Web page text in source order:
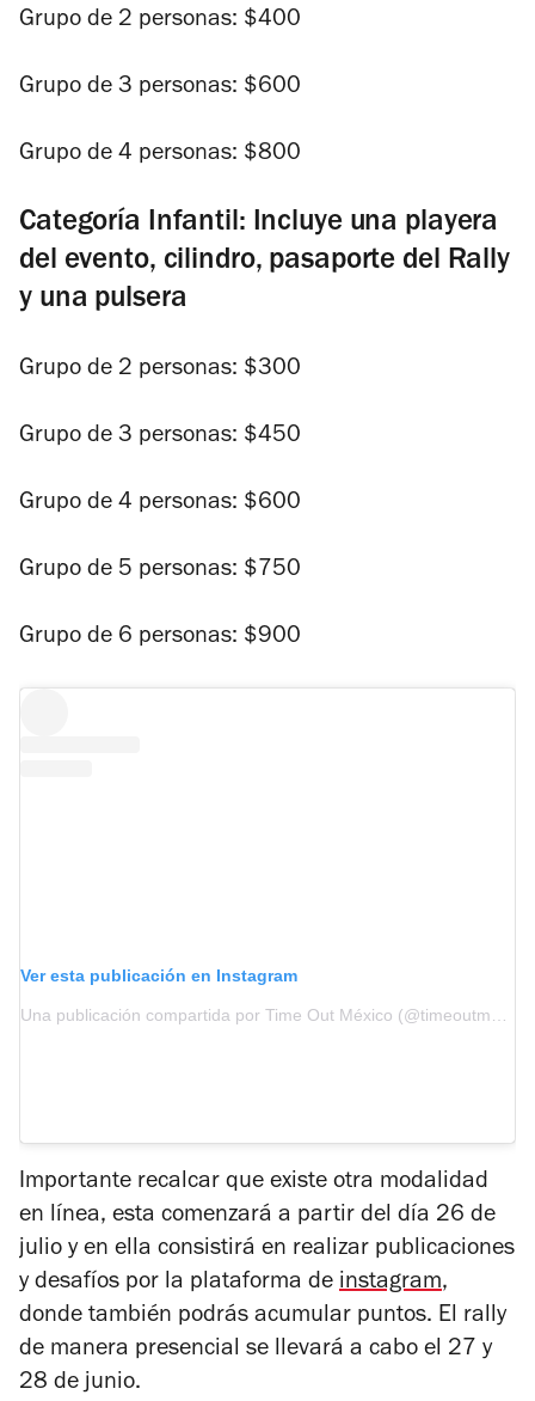
Grupo de 2 personas: $400
Grupo de 3 personas: $600
Grupo de 4 personas: $800
Categoría Infantil: Incluye una playera
del evento, cilindro, pasaporte del Rally
y una pulsera
Grupo de 2 personas: $300
Grupo de 3 personas: $450
Grupo de 4 personas: $600
Grupo de 5 personas: $750
Grupo de 6 personas: $900
Ver esta publicación en Instagram
Importante recalcar que existe otra modalidad
en línea, esta comenzará a partir del día 26 de
julio y en ella consistirá en realizar publicaciones
y desafíos por la plataforma de instagram,
donde también podrás acumular puntos. El rally
de manera presencial se llevará a cabo el 27 y
28 de junio.